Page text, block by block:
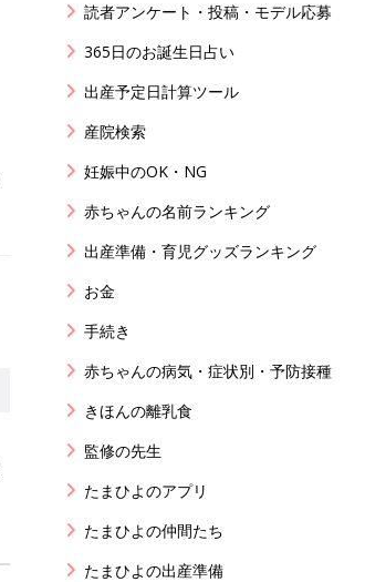
読者アンケート・投稿・モデル応募
365日のお誕生日占い
出産予定日計算ツール
産院検索
妊娠中のOK・NG
赤ちゃんの名前ランキング
出産準備・育児グッズランキング
お金
手続き
赤ちゃんの病気・症状別・予防接種
きほんの離乳食
監修の先生
たまひよのアプリ
たまひよの仲間たち
たまひよの出産準備